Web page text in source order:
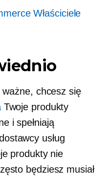
Właściciele
chcesz się
Twoje produkty
i spełniają
usług
produkty nie
będziesz musiał